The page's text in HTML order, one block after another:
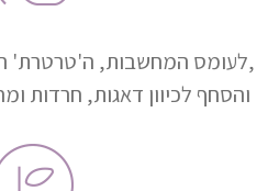
,לעומס המחשבות, ה'טרטרת'
והסחף לכיוון דאגות, חרדות